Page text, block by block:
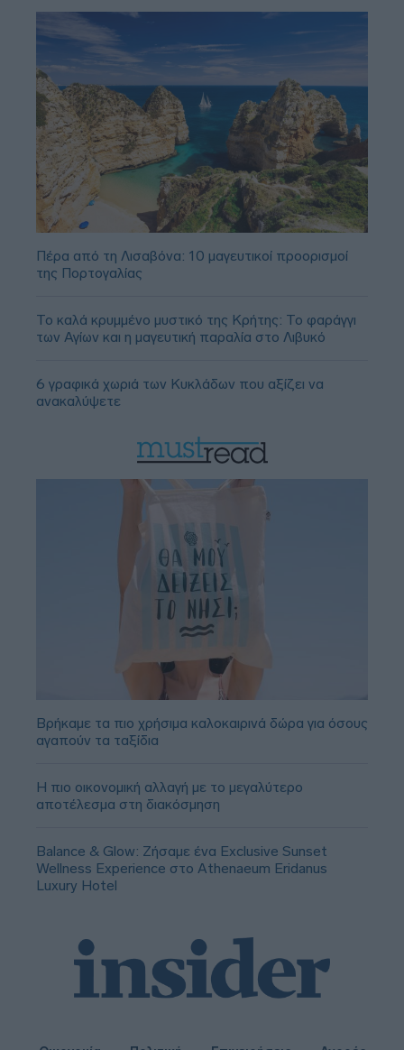
Πέρα από τη Λισαβόνα: 10 μαγευτικοί προορισμοί
της Πορτογαλίας
Το καλά κρυμμένο μυστικό της Κρήτης: Το φαράγγι
των Αγίων και η μαγευτική παραλία στο Λιβυκό
6 γραφικά χωριά των Κυκλάδων που αξίζει να
ανακαλύψετε
Βρήκαμε τα πιο χρήσιμα καλοκαιρινά δώρα για όσους
αγαπούν τα ταξίδια
Η πιο οικονομική αλλαγή με το μεγαλύτερο
αποτέλεσμα στη διακόσμηση
Balance & Glow: Ζήσαμε ένα Exclusive Sunset
Wellness Experience στο Athenaeum Eridanus
Luxury Hotel